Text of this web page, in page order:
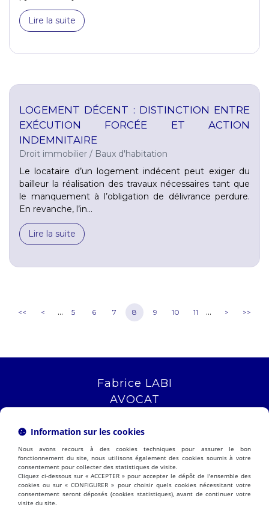
Lire la suite
LOGEMENT DÉCENT : DISTINCTION ENTRE
EXÉCUTION FORCÉE ET ACTION
INDEMNITAIRE
Droit immobilier / Baux d'habitation
Le locataire d’un logement indécent peut exiger du
bailleur la réalisation des travaux nécessaires tant que
le manquement à l’obligation de délivrance perdure.
En revanche, l’in...
Lire la suite
<< < ... 5 6 7 8 9 10 11 ... > >>
Fabrice LABI
AVOCAT
13006 MARSEILLE
NOUS LOCALISER
PRÉSENTATION EXPERTISES
Information sur les cookies
Nous avons recours à des cookies techniques pour assurer le bon
fonctionnement du site, nous utilisons également des cookies soumis à votre
consentement pour collecter des statistiques de visite.
Cliquez ci-dessous sur « ACCEPTER » pour accepter le dépôt de l'ensemble des
cookies ou sur « CONFIGURER » pour choisir quels cookies nécessitant votre
consentement seront déposés (cookies statistiques), avant de continuer votre
visite du site.